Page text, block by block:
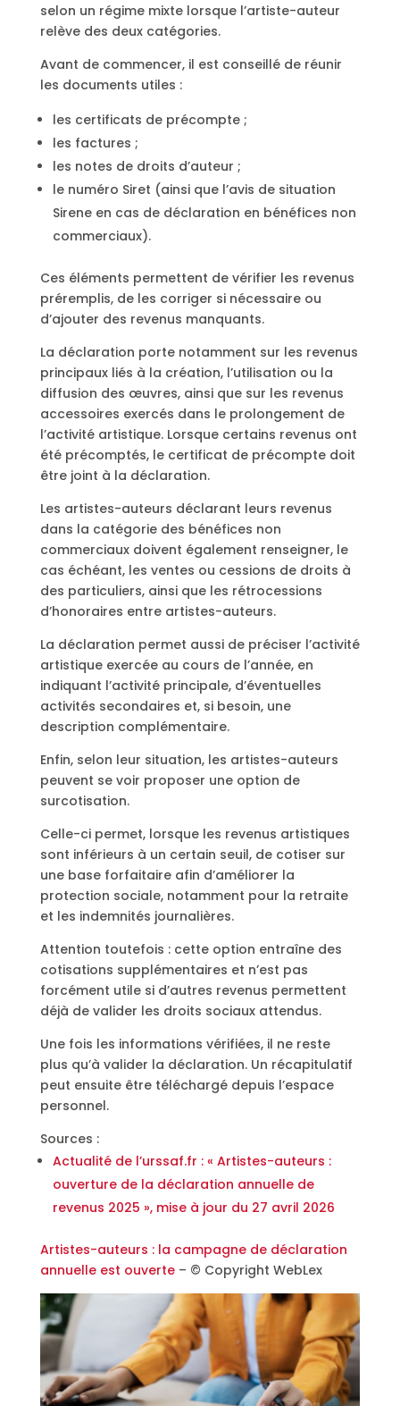
selon un régime mixte lorsque l’artiste-auteur
relève des deux catégories.
Avant de commencer, il est conseillé de réunir
les documents utiles :
les certificats de précompte ;
les factures ;
les notes de droits d’auteur ;
le numéro Siret (ainsi que l’avis de situation
Sirene en cas de déclaration en bénéfices non
commerciaux).
Ces éléments permettent de vérifier les revenus
préremplis, de les corriger si nécessaire ou
d’ajouter des revenus manquants.
La déclaration porte notamment sur les revenus
principaux liés à la création, l’utilisation ou la
diffusion des œuvres, ainsi que sur les revenus
accessoires exercés dans le prolongement de
l’activité artistique. Lorsque certains revenus ont
été précomptés, le certificat de précompte doit
être joint à la déclaration.
Les artistes-auteurs déclarant leurs revenus
dans la catégorie des bénéfices non
commerciaux doivent également renseigner, le
cas échéant, les ventes ou cessions de droits à
des particuliers, ainsi que les rétrocessions
d’honoraires entre artistes-auteurs.
La déclaration permet aussi de préciser l’activité
artistique exercée au cours de l’année, en
indiquant l’activité principale, d’éventuelles
activités secondaires et, si besoin, une
description complémentaire.
Enfin, selon leur situation, les artistes-auteurs
peuvent se voir proposer une option de
surcotisation.
Celle-ci permet, lorsque les revenus artistiques
sont inférieurs à un certain seuil, de cotiser sur
une base forfaitaire afin d’améliorer la
protection sociale, notamment pour la retraite
et les indemnités journalières.
Attention toutefois : cette option entraîne des
cotisations supplémentaires et n’est pas
forcément utile si d’autres revenus permettent
déjà de valider les droits sociaux attendus.
Une fois les informations vérifiées, il ne reste
plus qu’à valider la déclaration. Un récapitulatif
peut ensuite être téléchargé depuis l’espace
personnel.
Sources :
Actualité de l’urssaf.fr : « Artistes-auteurs :
ouverture de la déclaration annuelle de
revenus 2025 », mise à jour du 27 avril 2026
Artistes-auteurs : la campagne de déclaration
annuelle est ouverte – © Copyright WebLex